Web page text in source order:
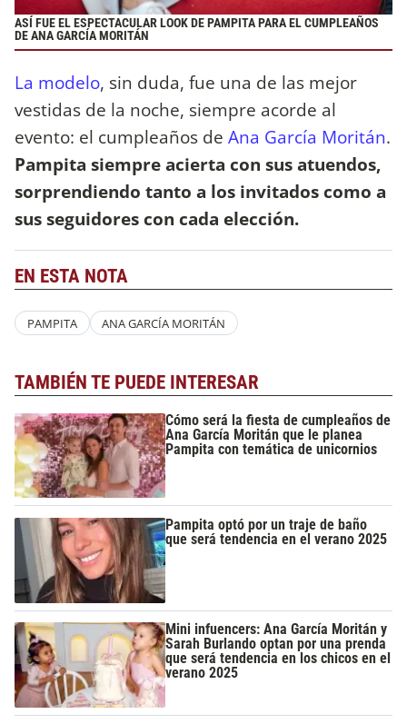
ASÍ FUE EL ESPECTACULAR LOOK DE PAMPITA PARA EL CUMPLEAÑOS
DE ANA GARCÍA MORITÁN
La modelo, sin duda, fue una de las mejor
vestidas de la noche, siempre acorde al
evento: el cumpleaños de Ana García Moritán.
Pampita siempre acierta con sus atuendos,
sorprendiendo tanto a los invitados como a
sus seguidores con cada elección.
EN ESTA NOTA
PAMPITA ANA GARCÍA MORITÁN
TAMBIÉN TE PUEDE INTERESAR
Cómo será la fiesta de cumpleaños de
Ana García Moritán que le planea
Pampita con temática de unicornios
Pampita optó por un traje de baño
que será tendencia en el verano 2025
Mini infuencers: Ana García Moritán y
Sarah Burlando optan por una prenda
que será tendencia en los chicos en el
verano 2025